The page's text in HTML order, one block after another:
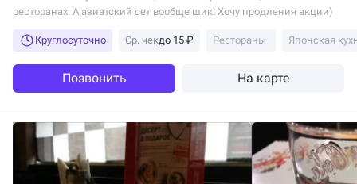
ресторанах. А азиатский сет вообще шик! Хочу продления акции)
Круглосуточно Ср. чекдо 15 ₽ Рестораны Японская
Позвонить На карте